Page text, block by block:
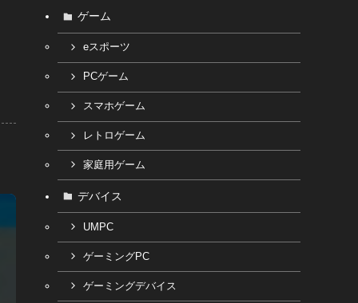
ゲーム
eスポーツ
PCゲーム
スマホゲーム
レトロゲーム
家庭用ゲーム
デバイス
UMPC
ゲーミングPC
ゲーミングデバイス